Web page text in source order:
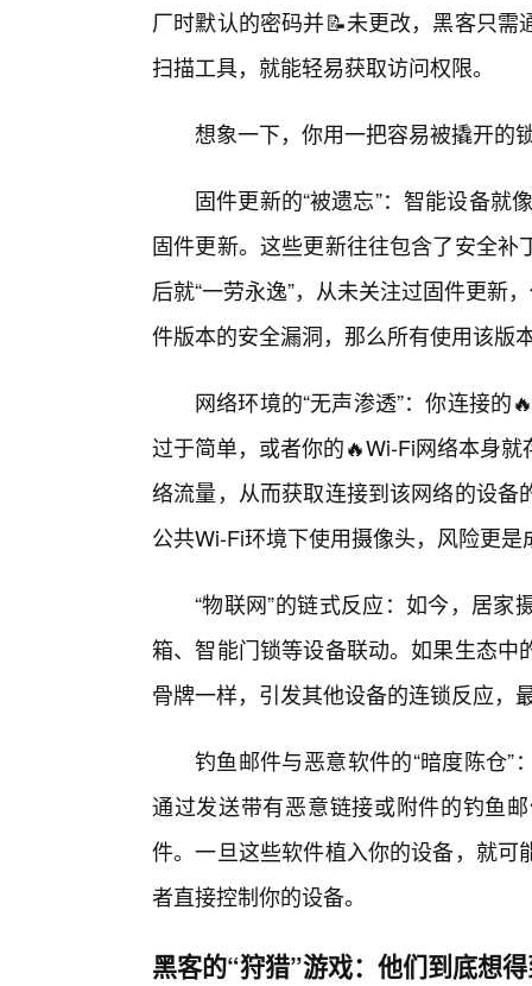
厂时默认的密码并📝未更改，黑客只
扫描工具，就能轻易获取访问权限。
想象一下，你用一把容易被撬开的
固件更新的“被遗忘”：智能设备就
固件更新。这些更新往往包含了安全
后就“一劳永逸”，从未关注过固件更新
件版本的安全漏洞，那么所有使用该版
网络环境的“无声渗透”：你连接的
过于简单，或者你的🔥Wi-Fi网络本身
络流量，从而获取连接到该网络的设
公共Wi-Fi环境下使用摄像头，风险更是
“物联网”的链式反应：如今，居
箱、智能门锁等设备联动。如果生态
骨牌一样，引发其他设备的连锁反应，
钓鱼邮件与恶意软件的“暗度陈仓
通过发送带有恶意链接或附件的钓鱼
件。一旦这些软件植入你的设备，就
者直接控制你的设备。
黑客的“狩猎”游戏：他们到底想